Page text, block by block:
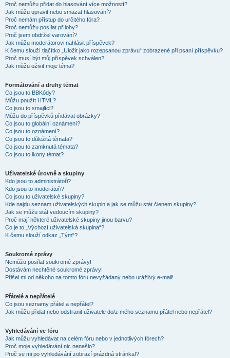
Proč nemůžu přidat do hlasování více možností?
Jak můžu upravit nebo smazat hlasování?
Proč nemám přístup do určitého fóra?
Proč nemůžu posílat přílohy?
Proč jsem obdržel varování?
Jak můžu moderátorovi nahlásit příspěvek?
K čemu slouží tlačítko „Uložit jako rozepsanou zprávu“ zobrazené při psaní příspěvku?
Proč musí být můj příspěvek schválen?
Jak můžu oživit moje téma?
Formátování a druhy témat
Co jsou to BBKódy?
Můžu použít HTML?
Co jsou to smajlíci?
Můžu do příspěvků přidávat obrázky?
Co jsou to globální oznámení?
Co jsou to oznámení?
Co jsou to důležitá témata?
Co jsou to zamknutá témata?
Co jsou to ikony témat?
Uživatelské úrovně a skupiny
Kdo jsou to administrátoři?
Kdo jsou to moderátoři?
Co jsou to uživatelské skupiny?
Kde najdu seznam uživatelských skupin a jak se můžu stát členem skupiny?
Jak se můžu stát vedoucím skupiny?
Proč mají některé uživatelské skupiny jinou barvu?
Co je to „Výchozí uživatelská skupina“?
K čemu slouží odkaz „Tým“?
Soukromé zprávy
Nemůžu posílat soukromé zprávy!
Dostávám nechtěné soukromé zprávy!
Přišel mi od někoho na tomto fóru nevyžádaný nebo urážlivý e-mail!
Přátelé a nepřátelé
Co jsou seznamy přátel a nepřátel?
Jak můžu přidat nebo odstranit uživatele do/z mého seznamu přátel nebo nepřátel?
Vyhledávání ve fóru
Jak můžu vyhledávat na celém fóru nebo v jednotlivých fórech?
Proč moje vyhledávání nic nenašlo?
Proč se mi po vyhledávání zobrazí prázdná stránka!?